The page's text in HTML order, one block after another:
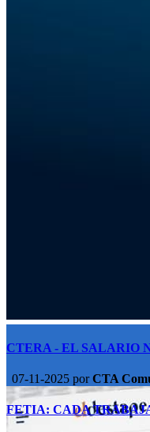
CTERA - EL SALARIO
07-11-2025 porCTA
FETIA: CADA